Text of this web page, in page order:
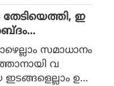
ഒ
രാജ്യത്തെ മ
കഴിയുമെന്ന് പറ
ഇ
ഒരു ബ്രെയ്ക്ക
സോഷ്യല്‍
സമാധാനം
വ
ഇടങ്ങളെല്ലാം ഉ